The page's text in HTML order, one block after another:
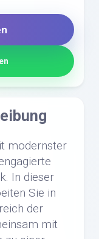
modernster
In dieser
Sie in
der
mit